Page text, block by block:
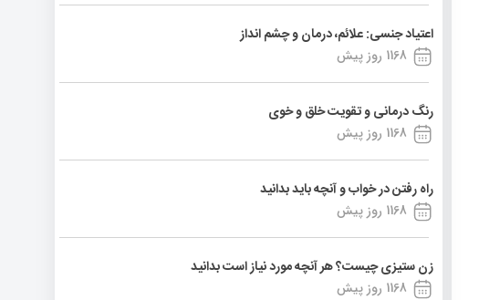
اعتیاد جنسی: علائم، درمان و چشم انداز
1168 روز پیش
رنگ درمانی و تقویت خلق و خوی
1168 روز پیش
راه رفتن در خواب و آنچه باید بدانید
1168 روز پیش
زن ستیزی چیست؟ هر آنچه مورد نیاز است بدانید
1168 روز پیش